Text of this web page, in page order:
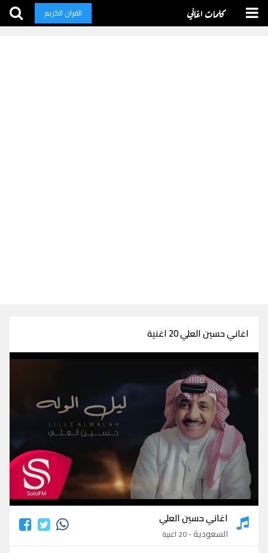
كلمات اغاني القران الكريم
اغاني حسين العلي 20 اغنية
اغاني حسين العلي
اغاني حسين العلي
السعودية- 20 اغنية